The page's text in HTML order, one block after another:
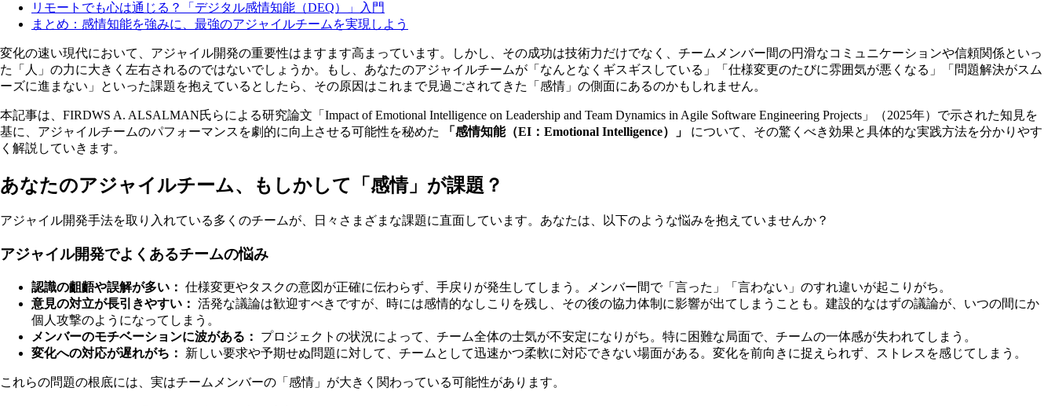
リモートでも心は通じる？「デジタル感情知能（DEQ）」入門
まとめ：感情知能を強みに、最強のアジャイルチームを実現しよう
変化の速い現代において、アジャイル開発の重要性はますます高まっています。しかし、その成功は技術力だけでなく、チームメンバー間の円滑なコミュニケーションや信頼関係といっ
た「人」の力に大きく左右されるのではないでしょうか。もし、あなたのアジャイルチームが「なんとなくギスギスしている」「仕様変更のたびに雰囲気が悪くなる」「問題解決がスム
ーズに進まない」といった課題を抱えているとしたら、その原因はこれまで見過ごされてきた「感情」の側面にあるのかもしれません。
本記事は、FIRDWS A. ALSALMAN氏らによる研究論文「Impact of Emotional Intelligence on Leadership and Team Dynamics in Agile Software Engineering Projects」（2025年）で示された知見を
基に、アジャイルチームのパフォーマンスを劇的に向上させる可能性を秘めた
「感情知能（EI：Emotional Intelligence）」
について、その驚くべき効果と具体的な実践方法を分かりやす
く解説していきます。
あなたのアジャイルチーム、もしかして「感情」が課題？
アジャイル開発手法を取り入れている多くのチームが、日々さまざまな課題に直面しています。あなたは、以下のような悩みを抱えていませんか？
アジャイル開発でよくあるチームの悩み
認識の齟齬や誤解が多い： 仕様変更やタスクの意図が正確に伝わらず、手戻りが発生してしまう。メンバー間で「言った」「言わない」のすれ違いが起こりがち。
意見の対立が長引きやすい： 活発な議論は歓迎すべきですが、時には感情的なしこりを残し、その後の協力体制に影響が出てしまうことも。建設的なはずの議論が、いつの間にか
個人攻撃のようになってしまう。
メンバーのモチベーションに波がある：
プロジェクトの状況によって、チーム全体の士気が不安定になりがち。特に困難な局面で、チームの一体感が失われてしまう。
変化への対応が遅れがち：
新しい要求や予期せぬ問題に対して、チームとして迅速かつ柔軟に対応できない場面がある。変化を前向きに捉えられず、ストレスを感じてしまう。
これらの問題の根底には、実はチームメンバーの「感情」が大きく関わっている可能性があります。